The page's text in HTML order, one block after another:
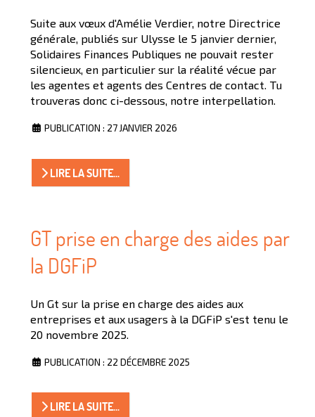
Suite aux vœux d'Amélie Verdier, notre Directrice
générale, publiés sur Ulysse le 5 janvier dernier,
Solidaires Finances Publiques ne pouvait rester
silencieux, en particulier sur la réalité vécue par
les agentes et agents des Centres de contact. Tu
trouveras donc ci-dessous, notre interpellation.
PUBLICATION : 27 JANVIER 2026
LIRE LA SUITE...
GT prise en charge des aides par
la DGFiP
Un Gt sur la prise en charge des aides aux
entreprises et aux usagers à la DGFiP s'est tenu le
20 novembre 2025.
PUBLICATION : 22 DÉCEMBRE 2025
LIRE LA SUITE...